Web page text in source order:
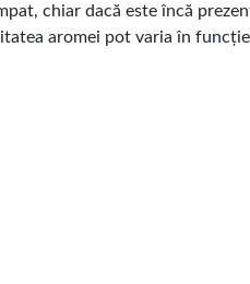
chiar dacă este încă
aromei pot varia în